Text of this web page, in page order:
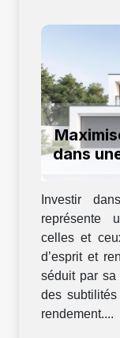
dans
Investir
représente
celles et
d’esprit et
séduit par sa
des
rendement....